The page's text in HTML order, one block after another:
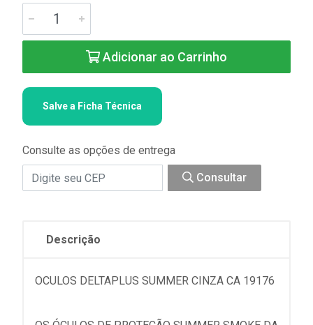
Adicionar ao Carrinho
Salve a Ficha Técnica
Consulte as opções de entrega
Consultar
Descrição
OCULOS DELTAPLUS SUMMER CINZA CA 19176